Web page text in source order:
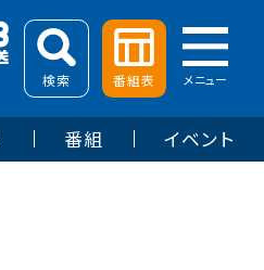
検索 番組表 メニュー
番組 イベント